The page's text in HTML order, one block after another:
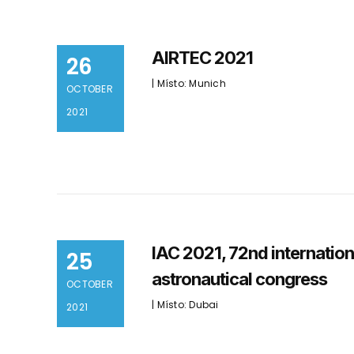
26
OCTOBER
2021
AIRTEC 2021
| Místo: Munich
25
OCTOBER
2021
IAC 2021, 72nd
astronautical congress
| Místo: Dubai